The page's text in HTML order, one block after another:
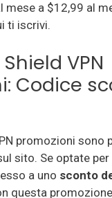
mese a $12,99 al
ti iscrivi.
VPN
: Codice
promozioni sono
sito. Se optate
a uno sconto
questa